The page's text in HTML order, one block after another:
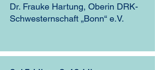
Dr. Frauke Hartung, Oberin DRK-
Schwesternschaft „Bonn“ e.V.